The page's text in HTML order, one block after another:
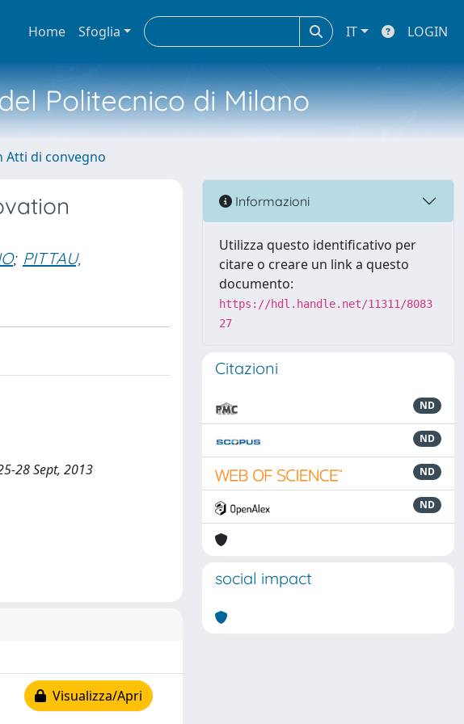
Home Sfoglia IT LOGIN
Politecnico di Milano
Atti di convegno
; PITTAU,
28 Sept, 2013
Visualizza/Apri
Informazioni
Utilizza questo identificativo per
citare o creare un link a questo
documento:
https://hdl.handle.net/11311/8083
27
Citazioni
ND
ND
ND
ND
social impact